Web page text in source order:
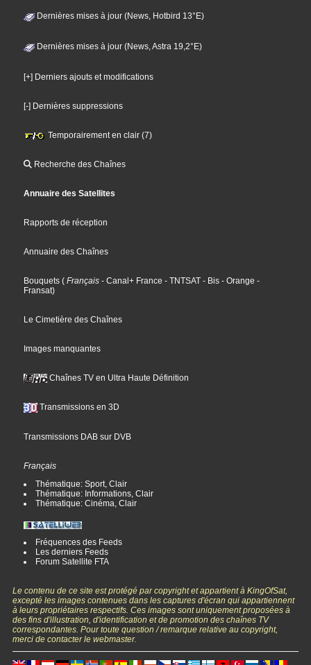
Dernières mises à jour (News, Hotbird 13°E)
Dernières mises à jour (News, Astra 19,2°E)
[+] Derniers ajouts et modifications
[-] Dernières suppressions
Temporairement en clair (7)
Recherche des Chaînes
Annuaire des Satellites
Rapports de réception
Annuaire des Chaînes
Bouquets ( Français - Canal+ France - TNTSAT - Bis - Orange -
Fransat)
Le Cimetière des Chaînes
Images manquantes
Chaînes TV en Ultra Haute Définition
Transmissions en 3D
Transmissions DAB sur DVB
Français
Thématique: Sport, Clair
Thématique: Informations, Clair
Thématique: Cinéma, Clair
Fréquences des Feeds
Les derniers Feeds
Forum Satellite FTA
Le contenu de ce site est protégé par copyright et appartient à KingOfSat,
excepté les images contenues dans les captures d'écran qui appartiennent
à leurs propriétaires respectifs. Ces images sont uniquement proposées à
des fins d'illustration, d'identification et de promotion des chaînes TV
correspondantes. Pour toute question / remarque relative au copyright,
merci de contacter le webmaster.